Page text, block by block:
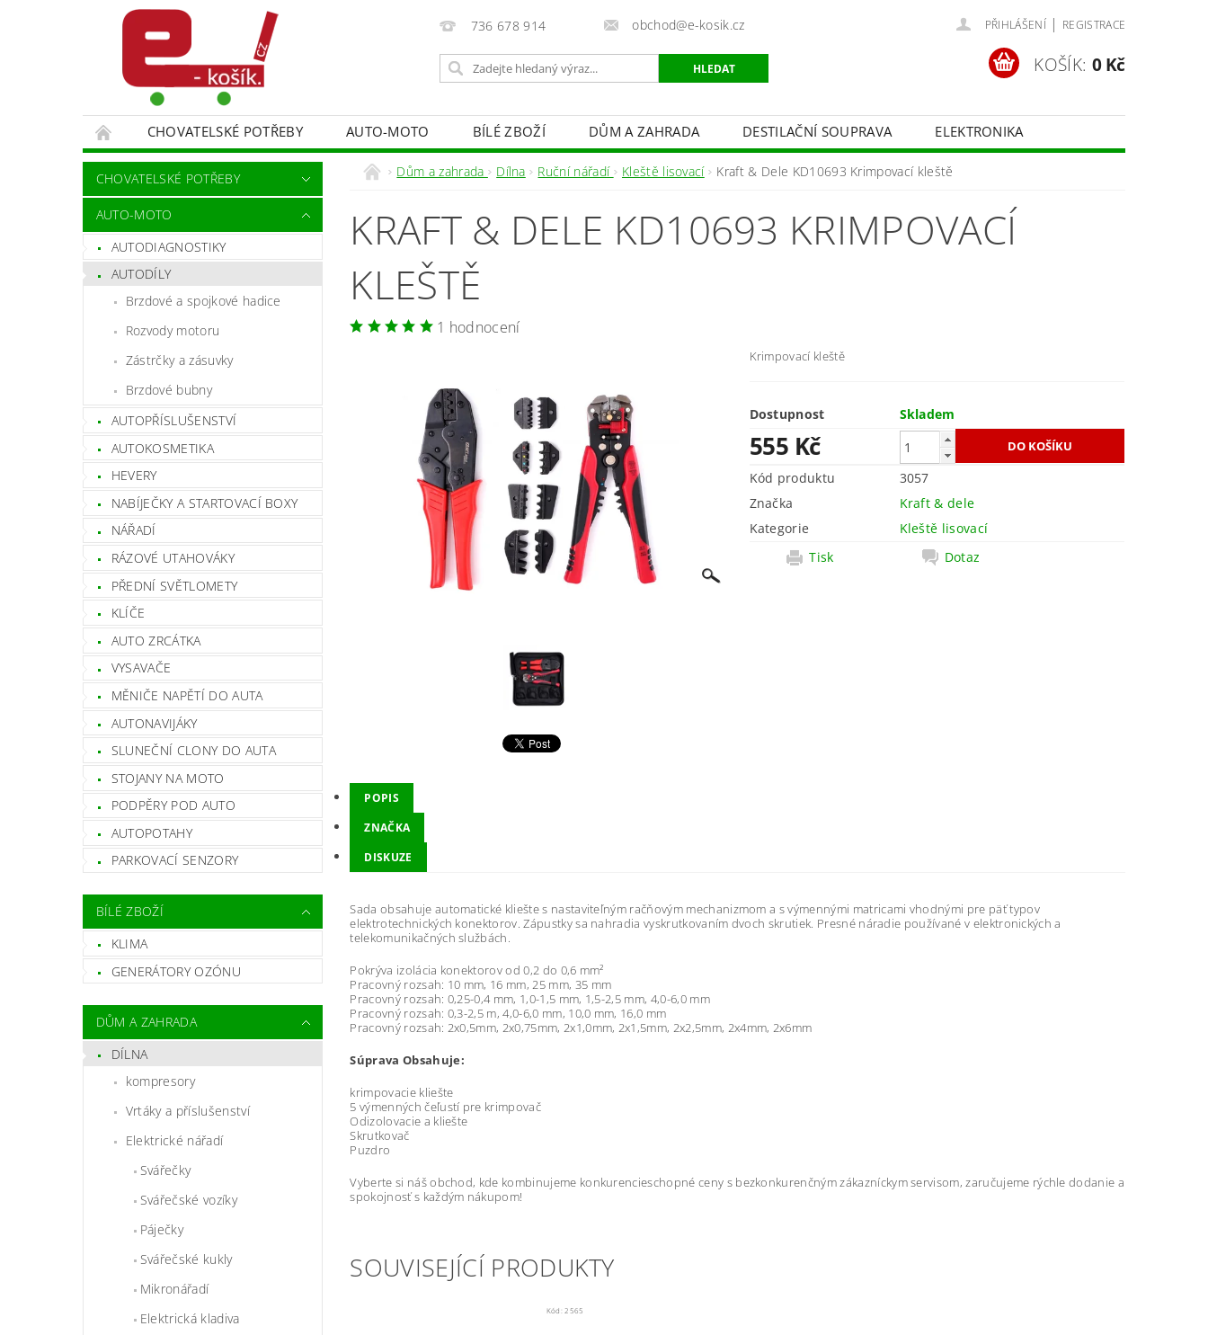
736 678 914 obchod@e-kosik.cz PŘIHLÁŠENÍ | REGISTRACE
KOŠÍK: 0 Kč
CHOVATELSKÉ POTŘEBY AUTO-MOTO BÍLÉ ZBOŽÍ DŮM A ZAHRADA DESTILAČNÍ SOUPRAVA
ELEKTRONIKA
MALÍŘSKÉ NÁŘADÍ DOPLŇKY
MONITOROVACÍ TECHNIKA A ALARMY OSVĚTLENÍ
STUDIOVÁ FOTOTECHNIKA
SPORT A TURISTIKA
DĚTSKÉ ZBOŽÍ
CHOVATELSKÉ POTŘEBY
AUTO-MOTO
AUTODIAGNOSTIKY
AUTODÍLY
Brzdové a spojkové hadice
Rozvody motoru
Zástrčky a zásuvky
Brzdové bubny
AUTOPŘÍSLUŠENSTVÍ
AUTOKOSMETIKA
HEVERY
NABÍJEČKY A STARTOVACÍ BOXY
NÁŘADÍ
RÁZOVÉ UTAHOVÁKY
PŘEDNÍ SVĚTLOMETY
KLÍČE
AUTO ZRCÁTKA
VYSAVAČE
MĚNIČE NAPĚTÍ DO AUTA
AUTONAVIJÁKY
SLUNEČNÍ CLONY DO AUTA
STOJANY NA MOTO
PODPĚRY POD AUTO
AUTOPOTAHY
PARKOVACÍ SENZORY
BÍLÉ ZBOŽÍ
KLIMA
GENERÁTORY OZÓNU
DŮM A ZAHRADA
DÍLNA
kompresory
Vrtáky a příslušenství
Elektrické nářadí
Svářečky
Svářečské vozíky
Páječky
Svářečské kukly
Mikronářadí
Elektrická kladiva
Dům a zahrada Dílna Ruční nářadí Kleště lisovací Kraft & Dele KD10693 Krimpovací kleště
KRAFT & DELE KD10693 KRIMPOVACÍ
KLEŠTĚ
1 hodnocení
Krimpovací kleště
Dostupnost Skladem
555 Kč
Kód produktu
3057
Značka
Kraft & dele
Kategorie
Kleště lisovací
Tisk
Dotaz
POPIS
ZNAČKA
DISKUZE
Sada obsahuje automatické kliešte s nastaviteľným račňovým mechanizmom a s výmennými matricami vhodnými pre päť typov
elektrotechnických konektorov. Zápustky sa nahradia vyskrutkovaním dvoch skrutiek. Presné náradie používané v elektronických a
telekomunikačných službách.
Pokrýva izolácia konektorov od 0,2 do 0,6 mm²
Pracovný rozsah: 10 mm, 16 mm, 25 mm, 35 mm
Pracovný rozsah: 0,25-0,4 mm, 1,0-1,5 mm, 1,5-2,5 mm, 4,0-6,0 mm
Pracovný rozsah: 0,3-2,5 m, 4,0-6,0 mm, 10,0 mm, 16,0 mm
Pracovný rozsah: 2x0,5mm, 2x0,75mm, 2x1,0mm, 2x1,5mm, 2x2,5mm, 2x4mm, 2x6mm
Súprava Obsahuje:
krimpovacie kliešte
5 výmenných čeľustí pre krimpovač
Odizolovacie a kliešte
Skrutkovač
Puzdro
Vyberte si náš obchod, kde kombinujeme konkurencieschopné ceny s bezkonkurenčným zákazníckym servisom, zaručujeme rýchle dodanie a
spokojnosť s každým nákupom!
SOUVISEJÍCÍ PRODUKTY
Kód:2565